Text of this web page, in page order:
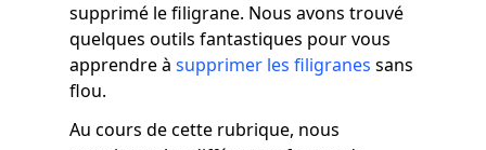
supprimé le filigrane. Nous avons trouvé
quelques outils fantastiques pour vous
apprendre à supprimer les filigranes sans
flou.
Au cours de cette rubrique, nous